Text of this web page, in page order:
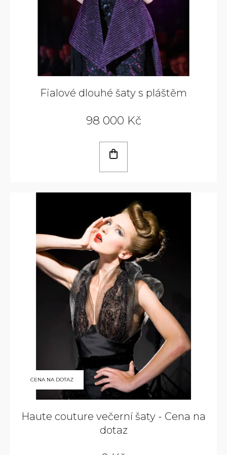
Fialové dlouhé šaty s pláštěm
98 000 Kč
CENA NA DOTAZ
Haute couture večerní šaty - Cena na
dotaz